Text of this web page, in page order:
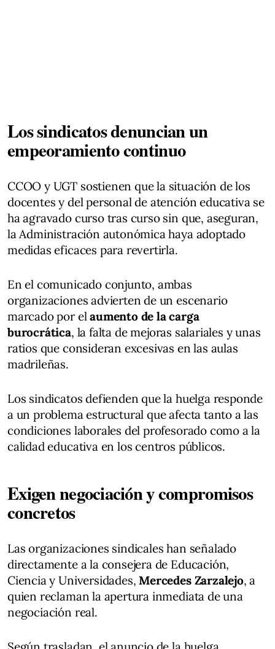
Los sindicatos denuncian un
empeoramiento continuo
CCOO y UGT sostienen que la situación de los
docentes y del personal de atención educativa se
ha agravado curso tras curso sin que, aseguran,
la Administración autonómica haya adoptado
medidas eficaces para revertirla.
En el comunicado conjunto, ambas
organizaciones advierten de un escenario
marcado por elaumento de la carga
burocrática, la falta de mejoras salariales y unas
ratios que consideran excesivas en las aulas
madrileñas.
Los sindicatos defienden que la huelga responde
a un problema estructural que afecta tanto a las
condiciones laborales del profesorado como a la
calidad educativa en los centros públicos.
Exigen negociación y compromisos
concretos
Las organizaciones sindicales han señalado
directamente a la consejera de Educación,
Ciencia y Universidades,Mercedes Zarzalejo, a
quien reclaman la apertura inmediata de una
negociación real.